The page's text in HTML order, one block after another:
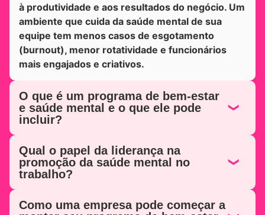
à produtividade e aos resultados do negócio. Um
ambiente que cuida da saúde mental de sua
equipe tem menos casos de esgotamento
(burnout), menor rotatividade e funcionários
mais engajados e criativos.
O que é um programa de bem-estar
e saúde mental e o que ele pode
incluir?
Qual o papel da liderança na
promoção da saúde mental no
trabalho?
Como uma empresa pode começar a